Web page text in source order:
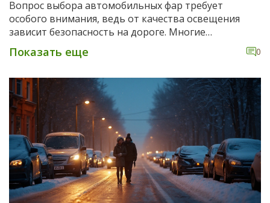
Вопрос выбора автомобильных фар требует
особого внимания, ведь от качества освещения
зависит безопасность на дороге. Многие
автомобили, особенно старые модели и
мотоциклы, оснащены фарами с цоколем H4. Это
хорошее распределение света. В статье вы узнаете,
какие машины используют именно эти лампы и на
что стоит обратить внимание при их замене.
Показать еще 0